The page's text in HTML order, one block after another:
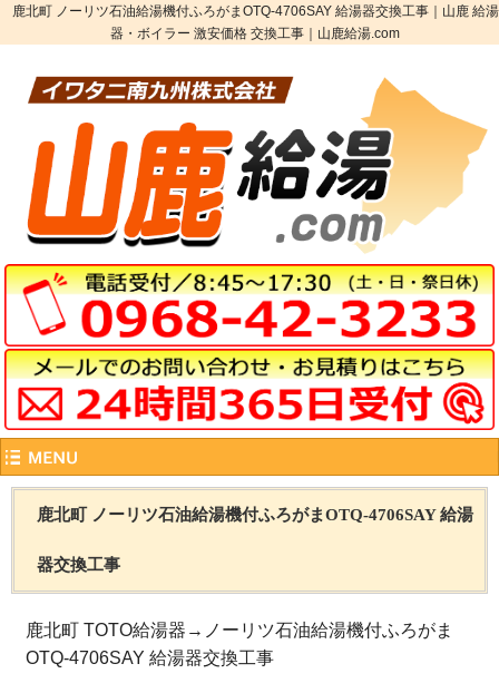
鹿北町 ノーリツ石油給湯機付ふろがまOTQ-4706SAY 給湯器交換工事｜山鹿 給湯
器・ボイラー 激安価格 交換工事｜山鹿給湯.com
鹿北町 ノーリツ石油給湯機付ふろがまOTQ-4706SAY 給湯
器交換工事
鹿北町 TOTO給湯器→ノーリツ石油給湯機付ふろがま
OTQ-4706SAY 給湯器交換工事